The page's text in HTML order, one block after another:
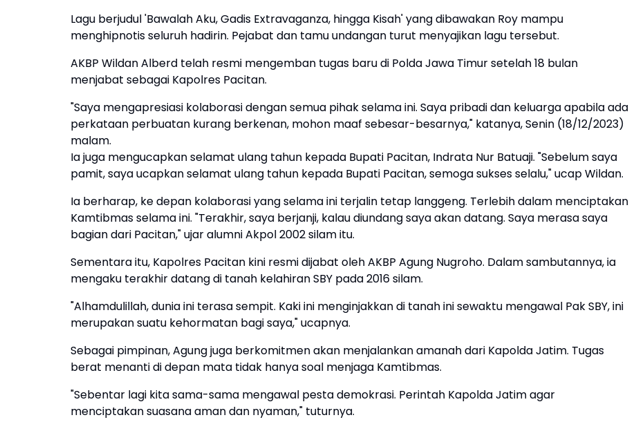
Lagu berjudul 'Bawalah Aku, Gadis Extravaganza, hingga Kisah' yang dibawakan Roy mampu
menghipnotis seluruh hadirin. Pejabat dan tamu undangan turut menyajikan lagu tersebut.
AKBP Wildan Alberd telah resmi mengemban tugas baru di Polda Jawa Timur setelah 18 bulan
menjabat sebagai Kapolres Pacitan.
"Saya mengapresiasi kolaborasi dengan semua pihak selama ini. Saya pribadi dan keluarga apabila ada
perkataan perbuatan kurang berkenan, mohon maaf sebesar-besarnya," katanya, Senin (18/12/2023)
malam.
Ia juga mengucapkan selamat ulang tahun kepada Bupati Pacitan, Indrata Nur Batuaji. "Sebelum saya
pamit, saya ucapkan selamat ulang tahun kepada Bupati Pacitan, semoga sukses selalu," ucap Wildan.
Ia berharap, ke depan kolaborasi yang selama ini terjalin tetap langgeng. Terlebih dalam menciptakan
Kamtibmas selama ini. "Terakhir, saya berjanji, kalau diundang saya akan datang. Saya merasa saya
bagian dari Pacitan," ujar alumni Akpol 2002 silam itu.
Sementara itu, Kapolres Pacitan kini resmi dijabat oleh AKBP Agung Nugroho. Dalam sambutannya, ia
mengaku terakhir datang di tanah kelahiran SBY pada 2016 silam.
"Alhamdulillah, dunia ini terasa sempit. Kaki ini menginjakkan di tanah ini sewaktu mengawal Pak SBY, ini
merupakan suatu kehormatan bagi saya," ucapnya.
Sebagai pimpinan, Agung juga berkomitmen akan menjalankan amanah dari Kapolda Jatim. Tugas
berat menanti di depan mata tidak hanya soal menjaga Kamtibmas.
"Sebentar lagi kita sama-sama mengawal pesta demokrasi. Perintah Kapolda Jatim agar
menciptakan suasana aman dan nyaman," tuturnya.